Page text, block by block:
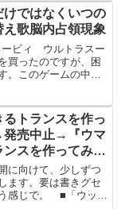
られているのでここ
しま...
けではなくいつの
え歌脳内占領現象
ービィ ウルトラスー
買ったのですが、困
。このゲームの中に
のシーンが再生され
。 実...
るトランスを作っ
売中止→『ウマ
ンスを作ってみ
発売
に向けて、少しずつ
ます。要は書きグセ
感じで。 ■「ウッー